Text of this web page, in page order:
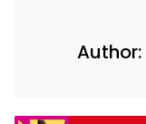
Author: